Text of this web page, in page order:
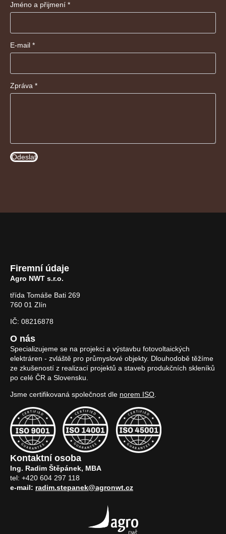
Jméno a přijmení *
E-mail *
Zpráva *
Odeslat
Firemní údaje
Agro NWT s.r.o.
třída Tomáše Bati 269
760 01 Zlín
IČ: 08216878
O nás
Specializujeme se na projekci a výstavbu fotovoltaických
elektráren - zvláště pro průmyslové objekty. Dlouhodobě těžíme
ze zkušeností z realizací projektů a staveb produkčních skleníků
po celé ČR a Slovensku.
Jsme certifikovaná společnost dle norem ISO.
Kontaktní osoba
Ing. Radim Štěpánek, MBA
tel: +420 604 297 118
e-mail: radim.stepanek@agronwt.cz